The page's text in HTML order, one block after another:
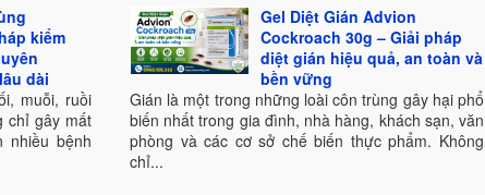
kiểm
dài
muỗi, ruồi
chỉ gây mất
nhiều bệnh
Gel Diệt Gián Advion
Cockroach 30g – Giải pháp
diệt gián hiệu quả, an toàn và
bền vững
Gián là một trong những loài côn trùng gây hại phổ
biến nhất trong gia đình, nhà hàng, khách sạn, văn
phòng và các cơ sở chế biến thực phẩm. Không
chỉ...